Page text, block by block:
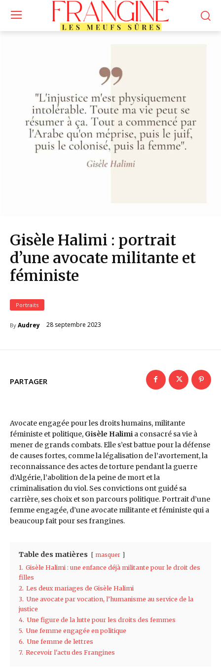
Gisèle Halimi : portrait
d’une avocate militante et
féministe
Portraits
By Audrey 28 septembre 2023
PARTAGER
Avocate engagée pour les droits humains, militante
féministe et politique, Gisèle Halimi a consacré sa vie à
mener de grands combats. Elle s’est battue pour la défense
de causes fortes, comme la légalisation de l’avortement, la
reconnaissance des actes de torture pendant la guerre
d’Algérie, l’abolition de la peine de mort et la
criminalisation du viol. Ses convictions ont guidé sa
carrière, ses choix et son parcours politique. Portrait d’une
femme engagée, d’une avocate militante et féministe qui a
beaucoup fait pour ses frangines.
Table des matières masquer
1. Gisèle Halimi : une enfance déjà militante pour le droit des
filles
2. Les deux mariages de Gisèle Halimi
3. Une avocate par vocation, l’humanisme au service de la
justice
4. Une figure de la lutte pour les droits des femmes
5. Une femme engagée en politique
6. Une femme de lettres
7. Recevoir l'actu des Frangines